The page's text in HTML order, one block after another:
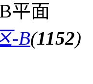
平面
-B(1152)